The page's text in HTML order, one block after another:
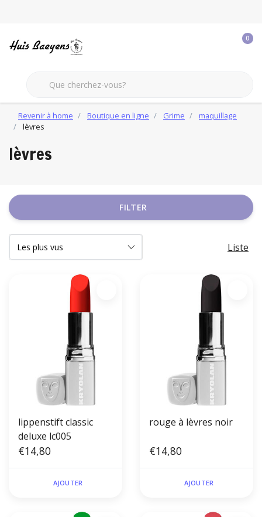
0
Revenir à home Boutique en ligne Grime
maquillage
lèvres
lèvres
FILTER
Liste
lippenstift classic
deluxe lc005
€14,80
AJOUTER
rouge à lèvres noir
€14,80
AJOUTER